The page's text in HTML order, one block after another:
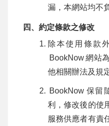
漏，本網站均不
四、約定條款之修改
除本使用條款
BookNow網站
他相關辦法及規
BookNow 保留
利，修改後的使
服務供應者有責